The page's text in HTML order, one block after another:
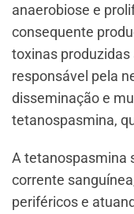
anaerobiose e
consequente
toxinas produzidas
responsável pela
disseminação e
tetanospasmina,
A tetanospasmina
corrente
periféricos e